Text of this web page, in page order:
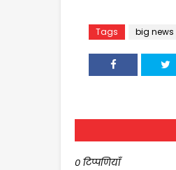
Tags big news
0 टिप्पणियाँ